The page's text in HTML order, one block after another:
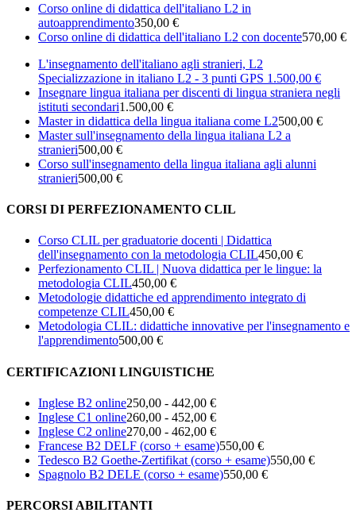
Corso online di didattica dell'italiano L2 in
autoapprendimento350,00 €
Corso online di didattica dell'italiano L2 con docente570,00 €
L'insegnamento dell'italiano agli stranieri, L2
Specializzazione in italiano L2 - 3 punti GPS 1.500,00 €
Insegnare lingua italiana per discenti di lingua straniera negli
istituti secondari1.500,00 €
Master in didattica della lingua italiana come L2500,00 €
Master sull'insegnamento della lingua italiana L2 a
stranieri500,00 €
Corso sull'insegnamento della lingua italiana agli alunni
stranieri500,00 €
CORSI DI PERFEZIONAMENTO CLIL
Corso CLIL per graduatorie docenti | Didattica
dell'insegnamento con la metodologia CLIL450,00 €
Perfezionamento CLIL | Nuova didattica per le lingue: la
metodologia CLIL450,00 €
Metodologie didattiche ed apprendimento integrato di
competenze CLIL450,00 €
Metodologia CLIL: didattiche innovative per l'insegnamento e
l'apprendimento500,00 €
CERTIFICAZIONI LINGUISTICHE
Inglese B2 online250,00 - 442,00 €
Inglese C1 online260,00 - 452,00 €
Inglese C2 online270,00 - 462,00 €
Francese B2 DELF (corso + esame)550,00 €
Tedesco B2 Goethe-Zertifikat (corso + esame)550,00 €
Spagnolo B2 DELE (corso + esame)550,00 €
PERCORSI ABILITANTI